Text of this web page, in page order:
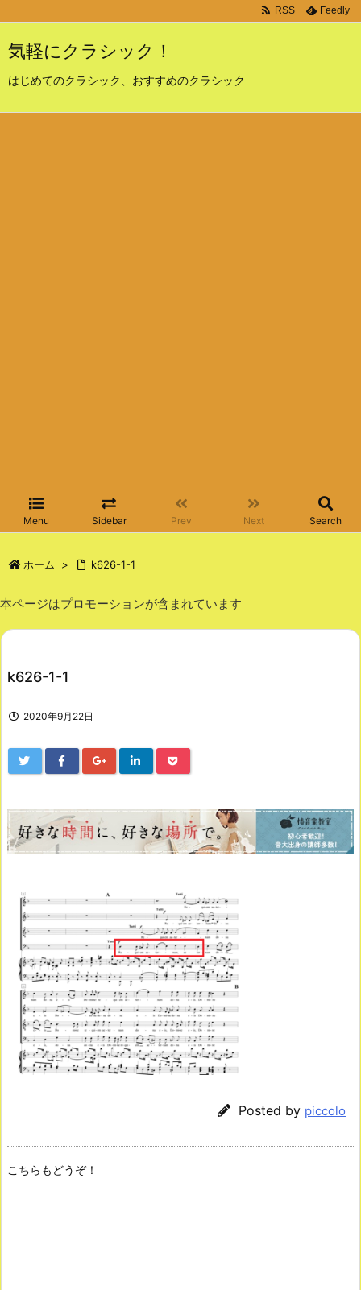
気軽にクラシック！
はじめてのクラシック、おすすめのクラシック
Menu Sidebar Prev Next Search
RSS Feedly
ホーム > k626-1-1
本ページはプロモーションが含まれています
k626-1-1
2020年9月22日
Posted by piccolo
こちらもどうぞ！